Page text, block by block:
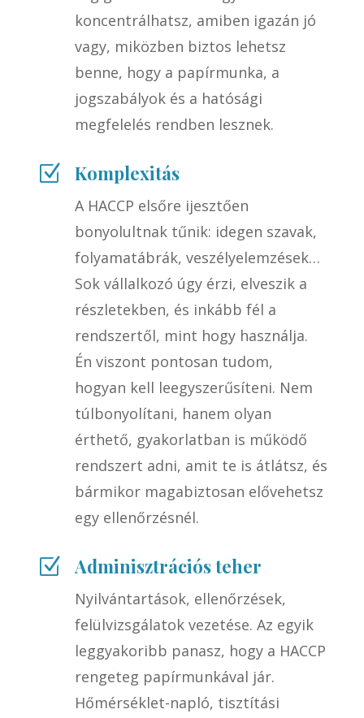
koncentrálhatsz, amiben igazán jó
vagy, miközben biztos lehetsz
benne, hogy a papírmunka, a
jogszabályok és a hatósági
megfelelés rendben lesznek.
Z Komplexitás
A HACCP elsőre ijesztően
bonyolultnak tűnik: idegen szavak,
folyamatábrák, veszélyelemzések…
Sok vállalkozó úgy érzi, elveszik a
részletekben, és inkább fél a
rendszertől, mint hogy használja.
Én viszont pontosan tudom,
hogyan kell leegyszerűsíteni. Nem
túlbonyolítani, hanem olyan
érthető, gyakorlatban is működő
rendszert adni, amit te is átlátsz, és
bármikor magabiztosan elővehetsz
egy ellenőrzésnél.
Z Adminisztrációs teher
Nyilvántartások, ellenőrzések,
felülvizsgálatok vezetése. Az egyik
leggyakoribb panasz, hogy a HACCP
rengeteg papírmunkával jár.
Hőmérséklet-napló, tisztítási